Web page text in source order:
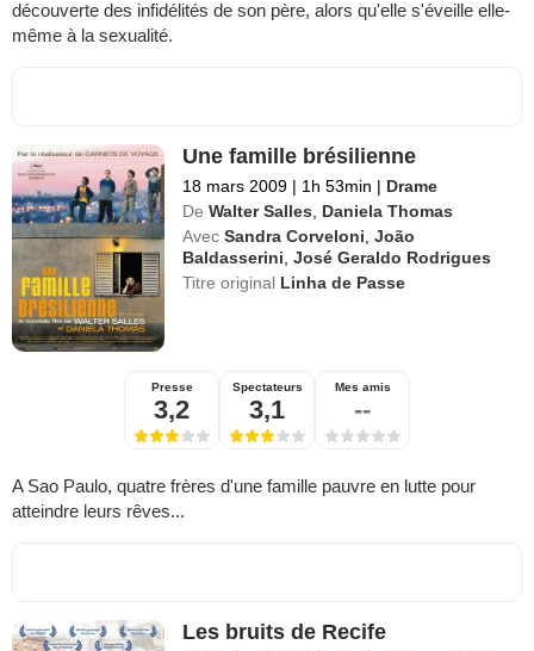
découverte des infidélités de son père, alors qu'elle s'éveille elle-
même à la sexualité.
Une famille brésilienne
18 mars 2009 | 1h 53min | Drame
De Walter Salles
Daniela Thomas
Avec Sandra Corveloni ,João
Baldasserini ,José Geraldo Rodrigues
Titre original Linha de Passe
Presse
3,2
Spectateurs
3,1
Mes amis
--
A Sao Paulo, quatre frères d'une famille pauvre en lutte pour
atteindre leurs rêves...
Les bruits de Recife